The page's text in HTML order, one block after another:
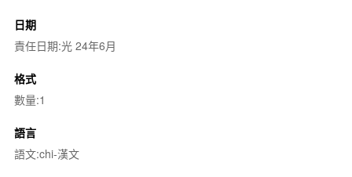
日期
責任日期:光 24年6月
格式
數量:1
語言
語文:chi-漢文